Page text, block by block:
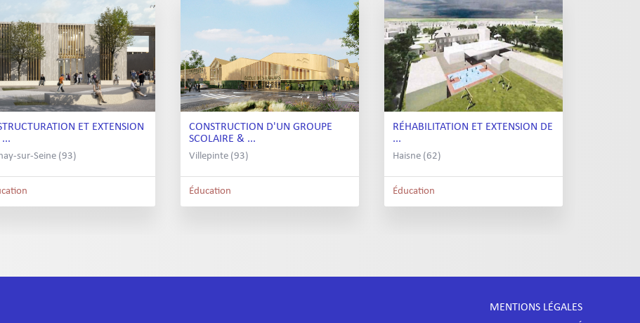
ET EXTENSION
...
sur-Seine (93)
CONSTRUCTION D'UN GROUPE
SCOLAIRE & ...
Villepinte (93)
Éducation
RÉHABILITATION ET EXTENSION DE
...
Haisne (62)
Éducation
MENTIONS LÉGALES